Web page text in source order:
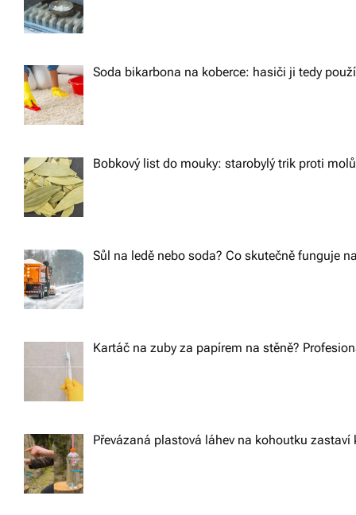
Soda bikarbona na koberce: hasiči ji tedy
Bobkový list do mouky: starobylý trik proti
Sůl na ledě nebo soda? Co skutečně funguje
Kartáč na zuby za papírem na stěně?
Převázaná plastová láhev na kohoutku zastaví